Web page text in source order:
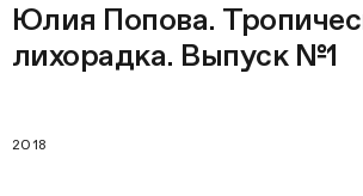
Юлия Попова.
лихорадка. Выпуск №1
2018